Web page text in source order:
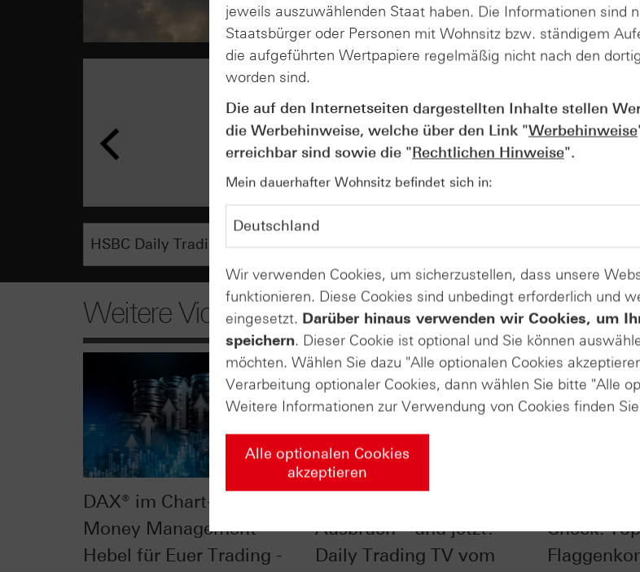
AUGUST
07
Wie lange bleibt der
Rekordlaune? - ntv
07.08.26
Weitere Videos
DAX® im Chart-Check:
Money Management -
Hebel für Euer Trading -
Ausbruch – und jetzt? -
Daily Trading TV vom
Check:
jeweils auszuwählenden Staat haben. Die Informationen sind
Staatsbürger oder Personen mit Wohnsitz bzw. ständigem
die aufgeführten Wertpapiere regelmäßig nicht nach den
worden sind.
Die auf den Internetseiten dargestellten Inhalte stellen
die Werbehinweise, welche über den Link "Werbehinweise
erreichbar sind sowie die "Rechtlichen Hinweise".
Mein dauerhafter Wohnsitz befindet sich in:
Wir verwenden Cookies, um sicherzustellen, dass unsere
funktionieren. Diese Cookies sind unbedingt erforderlich und
eingesetzt. Darüber hinaus verwenden wir Cookies, um
speichern. Dieser Cookie ist optional und Sie können
möchten. Wählen Sie dazu "Alle optionalen Cookies
Verarbeitung optionaler Cookies, dann wählen Sie bitte "Alle
Weitere Informationen zur Verwendung von Cookies finden
Alle optionalen Cookies
akzeptieren